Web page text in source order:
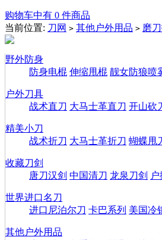
购物车中有 0 件商品
当前位置: 刀网 > 其他户外用品 > 磨
野外防身
防身电棍 伸缩甩棍 靓女防狼喷
户外刀具
战术直刀 大马士革直刀 开山砍
精美小刀
战术折刀 大马士革折刀 蝴蝶甩
收藏刀剑
唐刀汉剑 中国清刀 龙泉刀剑
世界进口名刀
进口尼泊尔刀 卡巴系列 美国冷
其他户外用品